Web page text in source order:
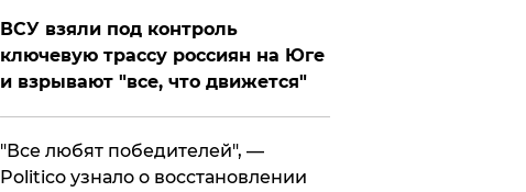
ВСУ взяли под контроль
ключевую трассу россиян на Юге
и взрывают "все, что движется"
​"Все любят победителей", —
Politico узнало о восстановлении